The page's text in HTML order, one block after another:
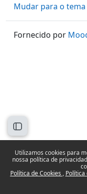
Utilizamos cookies para
nossa política de
Política de Cookies
Abrir índice do
Mudar para o
Fornecido por